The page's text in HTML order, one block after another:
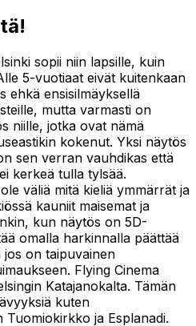
sopii niin lapsille, kuin
5-vuotiaat eivät kuitenkaan
ehkä ensisilmäyksellä
mutta varmasti on
niille, jotka ovat nämä
kokenut. Yksi näytös
sen verran vauhdikas että
kerkeä tulla tylsää.
väliä mitä kieliä ymmärrät ja
kauniit maisemat ja
kun näytös on 5D-
omalla harkinnalla päättää
jos on taipuvainen
Flying Cinema
Katajanokalta. Tämän
kuten
Tuomiokirkko ja Esplanadi.